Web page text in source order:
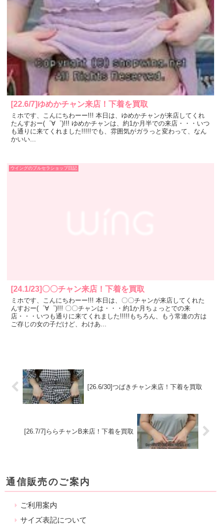
[22.6/7]ゆめかチャン来店！下着を買取
ミホです、こんにちわーー!!! 本日は、ゆめかチャンが来店してくれ
たんすおー(゜∀゜)!!! ゆめかチャンは、約1か月半での来店・・・いつ
も通りに来てくれました!!!!!でも、雰囲気がガラっと変わって、なん
かいい...
ウイングのブルセラショップ日記
[24.1/23]〇〇チャン来店！下着を買取
ミホです、こんにちわーー!!! 本日は、〇〇チャンが来店してくれた
んすおー(゜∀゜)!!! 〇〇チャンは・・・約1か月ちょっとでの来
店・・・いつも通りに来てくれました!!!!!もちろん、もう常連の方は
ご存じの女の子だけど、わけあ...
[26.6/30]つばきチャン来店！下着を買取
[26.7/7]ららチャンB来店！下着を買取
通信販売のご案内
ご利用案内
サイズ表記について